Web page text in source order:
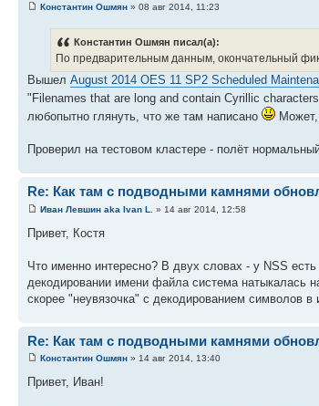
Константин Ошмян » 08 авг 2014, 11:23
Константин Ошмян писал(а):
По предварительным данным, окончательный
Вышел August 2014 OES 11 SP2 Scheduled
"Filenames that are long and contain Cyrillic
любопытно глянуть, что же там написано
Проверил на тестовом кластере - полёт
Re: Как там с подводными камнями
Иван Левшин aka Ivan L. » 14 авг 2014, 12:58
Привет, Костя
Что именно интересно? В двух словах - у NSS
декодировании имени файла система натыкалась
скорее "неувязочка" с декодированием символов в
Re: Как там с подводными камнями
Константин Ошмян » 14 авг 2014, 13:40
Привет, Иван!